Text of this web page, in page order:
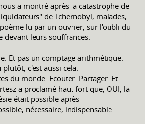
a montré après la catastrophe de
de Tchernobyl, malades,
lu par un ouvrier, sur l'oubli du
devant leurs souffrances.
Et pas un comptage arithmétique.
plutôt, c'est aussi cela.
du monde. Ecouter. Partager. Et
a proclamé haut fort que, OUI, la
était possible après
nécessaire, indispensable.